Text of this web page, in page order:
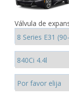
Válvula de